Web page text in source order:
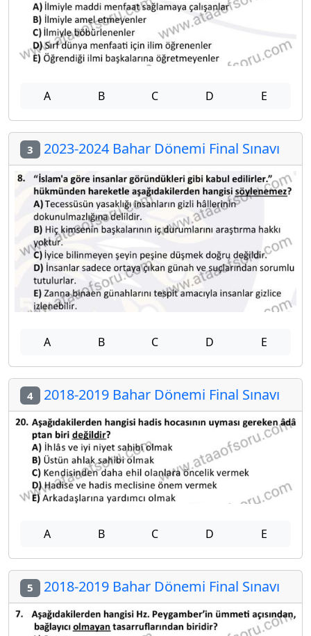
A B C D E
3 2023-2024 Bahar Dönemi Final Sınavı
A B C D E
4 2018-2019 Bahar Dönemi Final Sınavı
A B C D E
5 2018-2019 Bahar Dönemi Final Sınavı